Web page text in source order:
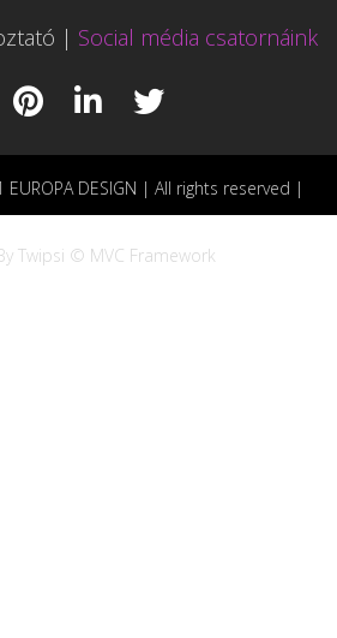
| Social média csatornáink
DESIGN | All rights reserved |
Twipsi © MVC Framework